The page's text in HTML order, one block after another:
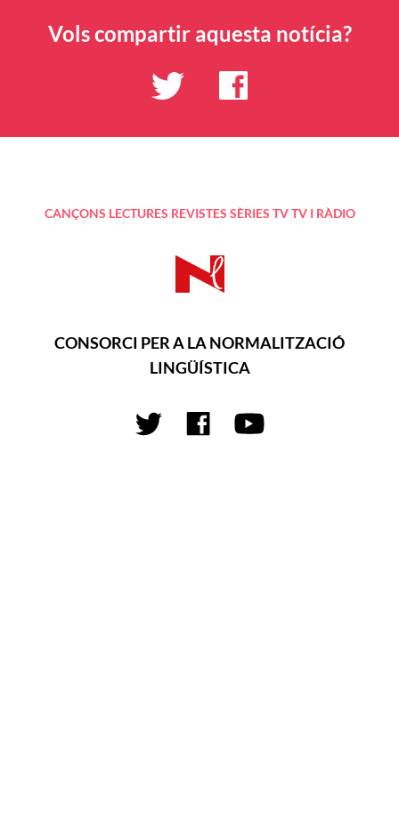
Vols compartir aquesta notícia?
CANÇONS LECTURES REVISTES SÈRIES TV TV I RÀDIO
CONSORCI PER A LA NORMALITZACIÓ
LINGÜÍSTICA